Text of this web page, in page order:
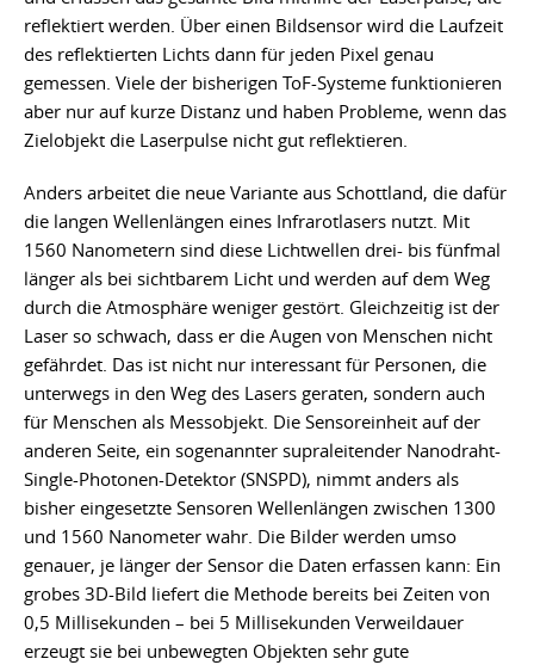
reflektiert werden. Über einen Bildsensor wird die Laufzeit
des reflektierten Lichts dann für jeden Pixel genau
gemessen. Viele der bisherigen ToF-Systeme funktionieren
aber nur auf kurze Distanz und haben Probleme, wenn das
Zielobjekt die Laserpulse nicht gut reflektieren.
Anders arbeitet die neue Variante aus Schottland, die dafür
die langen Wellenlängen eines Infrarotlasers nutzt. Mit
1560 Nanometern sind diese Lichtwellen drei- bis fünfmal
länger als bei sichtbarem Licht und werden auf dem Weg
durch die Atmosphäre weniger gestört. Gleichzeitig ist der
Laser so schwach, dass er die Augen von Menschen nicht
gefährdet. Das ist nicht nur interessant für Personen, die
unterwegs in den Weg des Lasers geraten, sondern auch
für Menschen als Messobjekt. Die Sensoreinheit auf der
anderen Seite, ein sogenannter supraleitender Nanodraht-
Single-Photonen-Detektor (SNSPD), nimmt anders als
bisher eingesetzte Sensoren Wellenlängen zwischen 1300
und 1560 Nanometer wahr. Die Bilder werden umso
genauer, je länger der Sensor die Daten erfassen kann: Ein
grobes 3D-Bild liefert die Methode bereits bei Zeiten von
0,5 Millisekunden – bei 5 Millisekunden Verweildauer
erzeugt sie bei unbewegten Objekten sehr gute